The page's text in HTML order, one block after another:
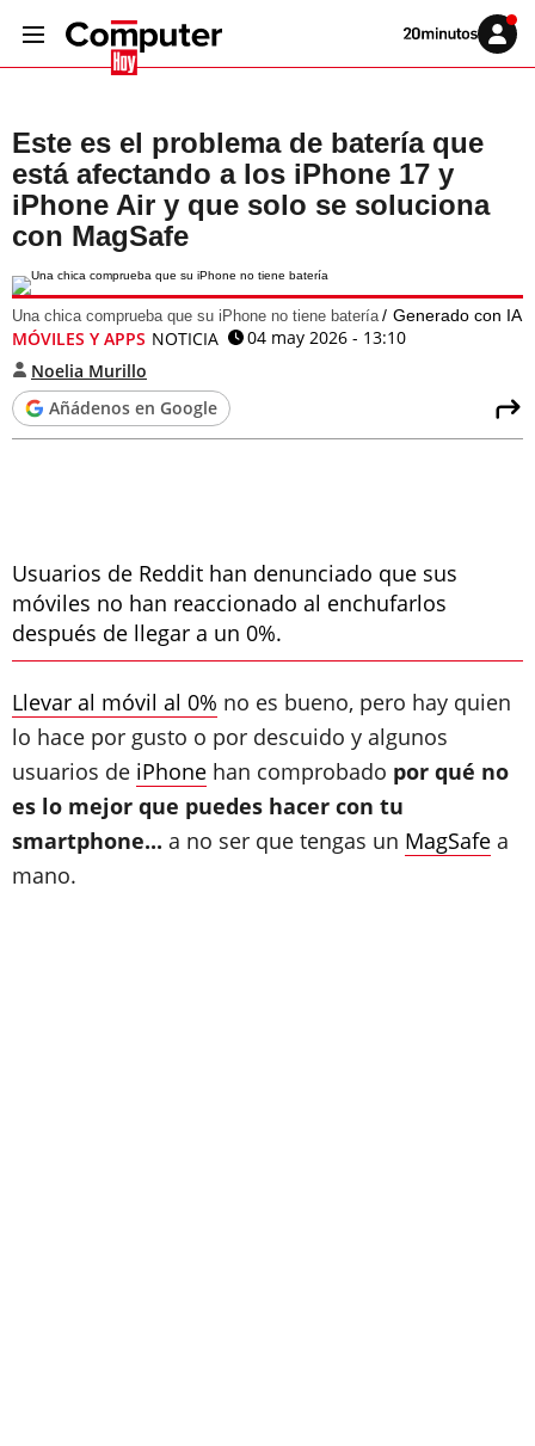
Volver
Iniciar
sesión
Este es el problema de batería que
está afectando a los iPhone 17 y
iPhone Air y que solo se soluciona
con MagSafe
Una chica comprueba que su iPhone no tiene batería Generado con IA
MÓVILES Y APPS NOTICIA
04 may 2026 - 13:10
Noelia Murillo
Añádenos en Google
Usuarios de Reddit han denunciado que sus
móviles no han reaccionado al enchufarlos
después de llegar a un 0%.
Llevar al móvil al 0% no es bueno, pero hay quien
lo hace por gusto o por descuido y algunos
usuarios de iPhone han comprobado por qué no
es lo mejor que puedes hacer con tu
smartphone... a no ser que tengas un MagSafe a
mano.